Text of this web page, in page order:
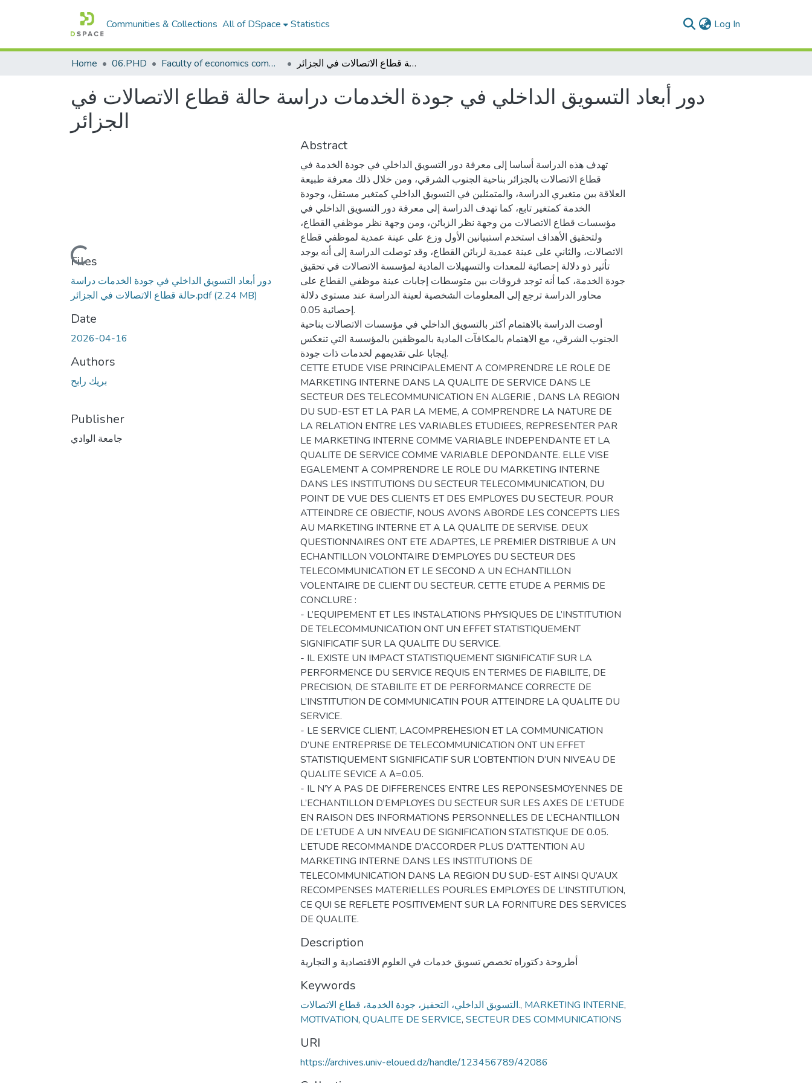
Communities & Collections All of DSpace Statistics Log In
Home 06.PHD Faculty of economics commerce and management sciences_PHD دور أبعاد التسويق الداخلي في جودة الخدمات دراسة حالة قطاع الاتصالات في الجزائر
دور أبعاد التسويق الداخلي في جودة الخدمات دراسة حالة قطاع الاتصالات في
الجزائر
Loading...
Files
دور أبعاد التسويق الداخلي في جودة الخدمات دراسة
حالة قطاع الاتصالات في الجزائر.pdf(2.24 MB)
Date
2026-04-16
Authors
بريك رابح
Publisher
جامعة الوادي
Abstract
تهدف هذه الدراسة أساسا إلى معرفة دور التسويق الداخلي في جودة الخدمة في
قطاع الاتصالات بالجزائر بناحية الجنوب الشرقي، ومن خلال ذلك معرفة طبيعة
العلاقة بين متغيري الدراسة، والمتمثلين في التسويق الداخلي كمتغير مستقل، وجودة
الخدمة كمتغير تابع، كما تهدف الدراسة إلى معرفة دور التسويق الداخلي في
مؤسسات قطاع الاتصالات من وجهة نظر الزبائن، ومن وجهة نظر موظفي القطاع،
ولتحقيق الأهداف استخدم استبيانين الأول وزع على عينة عمدية لموظفي قطاع
الاتصالات، والثاني على عينة عمدية لزبائن القطاع، وقد توصلت الدراسة إلى أنه يوجد
تأثير ذو دلالة إحصائية للمعدات والتسهيلات المادية لمؤسسة الاتصالات في تحقيق
جودة الخدمة، كما أنه توجد فروقات بين متوسطات إجابات عينة موظفي القطاع على
محاور الدراسة ترجع إلى المعلومات الشخصية لعينة الدراسة عند مستوى دلالة
إحصائية 0.05.
أوصت الدراسة بالاهتمام أكثر بالتسويق الداخلي في مؤسسات الاتصالات بناحية
الجنوب الشرقي، مع الاهتمام بالمكافآت المادية بالموظفين بالمؤسسة التي تنعكس
إيجابا على تقديمهم لخدمات ذات جودة.
CETTE ETUDE VISE PRINCIPALEMENT A COMPRENDRE LE ROLE DE
MARKETING INTERNE DANS LA QUALITE DE SERVICE DANS LE
SECTEUR DES TELECOMMUNICATION EN ALGERIE , DANS LA REGION
DU SUD-EST ET LA PAR LA MEME, A COMPRENDRE LA NATURE DE
LA RELATION ENTRE LES VARIABLES ETUDIEES, REPRESENTER PAR
LE MARKETING INTERNE COMME VARIABLE INDEPENDANTE ET LA
QUALITE DE SERVICE COMME VARIABLE DEPONDANTE. ELLE VISE
EGALEMENT A COMPRENDRE LE ROLE DU MARKETING INTERNE
DANS LES INSTITUTIONS DU SECTEUR TELECOMMUNICATION, DU
POINT DE VUE DES CLIENTS ET DES EMPLOYES DU SECTEUR. POUR
ATTEINDRE CE OBJECTIF, NOUS AVONS ABORDE LES CONCEPTS LIES
AU MARKETING INTERNE ET A LA QUALITE DE SERVISE. DEUX
QUESTIONNAIRES ONT ETE ADAPTES, LE PREMIER DISTRIBUE A UN
ECHANTILLON VOLONTAIRE D’EMPLOYES DU SECTEUR DES
TELECOMMUNICATION ET LE SECOND A UN ECHANTILLON
VOLENTAIRE DE CLIENT DU SECTEUR. CETTE ETUDE A PERMIS DE
CONCLURE :
- L’EQUIPEMENT ET LES INSTALATIONS PHYSIQUES DE L’INSTITUTION
DE TELECOMMUNICATION ONT UN EFFET STATISTIQUEMENT
SIGNIFICATIF SUR LA QUALITE DU SERVICE.
- IL EXISTE UN IMPACT STATISTIQUEMENT SIGNIFICATIF SUR LA
PERFORMENCE DU SERVICE REQUIS EN TERMES DE FIABILITE, DE
PRECISION, DE STABILITE ET DE PERFORMANCE CORRECTE DE
L’INSTITUTION DE COMMUNICATIN POUR ATTEINDRE LA QUALITE DU
SERVICE.
- LE SERVICE CLIENT, LACOMPREHESION ET LA COMMUNICATION
D’UNE ENTREPRISE DE TELECOMMUNICATION ONT UN EFFET
STATISTIQUEMENT SIGNIFICATIF SUR L’OBTENTION D’UN NIVEAU DE
QUALITE SEVICE A Α=0.05.
- IL N’Y A PAS DE DIFFERENCES ENTRE LES REPONSESMOYENNES DE
L’ECHANTILLON D’EMPLOYES DU SECTEUR SUR LES AXES DE L’ETUDE
EN RAISON DES INFORMATIONS PERSONNELLES DE L’ECHANTILLON
DE L’ETUDE A UN NIVEAU DE SIGNIFICATION STATISTIQUE DE 0.05.
L’ETUDE RECOMMANDE D’ACCORDER PLUS D’ATTENTION AU
MARKETING INTERNE DANS LES INSTITUTIONS DE
TELECOMMUNICATION DANS LA REGION DU SUD-EST AINSI QU’AUX
RECOMPENSES MATERIELLES POURLES EMPLOYES DE L’INSTITUTION,
CE QUI SE REFLETE POSITIVEMENT SUR LA FORNITURE DES SERVICES
DE QUALITE.
Description
أطروحة دكتوراه تخصص تسويق خدمات في العلوم الاقتصادية و التجارية
Keywords
التسويق الداخلي، التحفيز، جودة الخدمة، قطاع الاتصالات., MARKETING INTERNE,
MOTIVATION, QUALITE DE SERVICE, SECTEUR DES COMMUNICATIONS
URI
https://archives.univ-eloued.dz/handle/123456789/42086